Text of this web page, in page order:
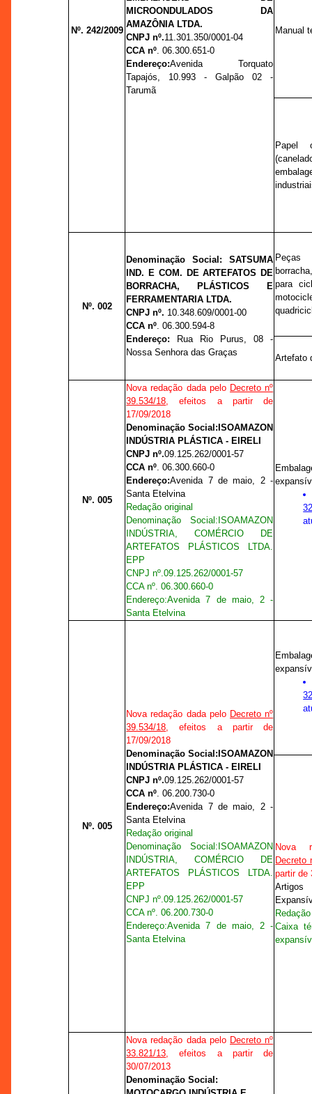
Nº. 242/2009
MICROONDULADOS DA
AMAZÔNIA LTDA.
CNPJ nº.11.301.350/0001-04
CCA nº. 06.300.651-0
Endereço:Avenida Torquato
Tapajós, 10.993 - Galpão 02 -
Tarumã
Manual
Papel
Nº. 002
Denominação Social:SATSUMA
IND. E COM. DE ARTEFATOS DE
BORRACHA, PLÁSTICOS E
FERRAMENTARIA LTDA.
CNPJ nº. 10.348.609/0001-00
CCA nº.06.300.594-8
Endereço:
Rua Rio Purus, 08 -
Nossa Senhora das Graças
para
Artefato
Nº. 005
Nova redação dada pelo Decreto nº
39.534/18, efeitos a partir de
17/09/2018
Denominação Social: ISOAMAZON
INDÚSTRIA PLÁSTICA - EIRELI
CNPJ nº.09.125.262/0001-57
CCA nº. 06.300.660-0
Endereço:Avenida 7 de maio, 2 -
Santa Etelvina
Redação original
Denominação Social: ISOAMAZON
INDÚSTRIA, COMÉRCIO DE
ARTEFATOS PLÁSTICOS LTDA.
EPP
CNPJ nº.09.125.262/0001-57
CCA nº. 06.300.660-0
Endereço:Avenida 7 de maio, 2 -
Santa Etelvina
Nº. 005
Nova redação dada pelo Decreto nº
39.534/18, efeitos a partir de
17/09/2018
Denominação Social: ISOAMAZON
INDÚSTRIA PLÁSTICA - EIRELI
CNPJ nº.09.125.262/0001-57
CCA nº. 06.200.730-0
Endereço:Avenida 7 de maio, 2 -
Santa Etelvina
Redação original
Denominação Social: ISOAMAZON
INDÚSTRIA, COMÉRCIO DE
ARTEFATOS PLÁSTICOS LTDA.
EPP
CNPJ nº.09.125.262/0001-57
CCA nº. 06.200.730-0
Endereço:Avenida 7 de maio, 2 -
Santa Etelvina
Nova
Decreto
partir de
Caixa
Nova redação dada pelo Decreto nº
33.821/13, efeitos a partir de
30/07/2013
Denominação Social: